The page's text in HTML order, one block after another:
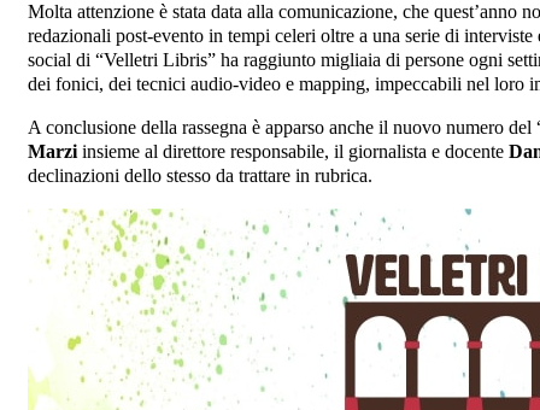
Molta attenzione è stata data alla comunicazione, che quest’anno
redazionali post-evento in tempi celeri oltre a una serie di
social di “Velletri Libris” ha raggiunto migliaia di persone ogni
dei fonici, dei tecnici audio-video e mapping, impeccabili nel loro
A conclusione della rassegna è apparso anche il nuovo numero
Marziinsieme al direttore responsabile, il giornalista e docente
declinazioni dello stesso da trattare in rubrica.